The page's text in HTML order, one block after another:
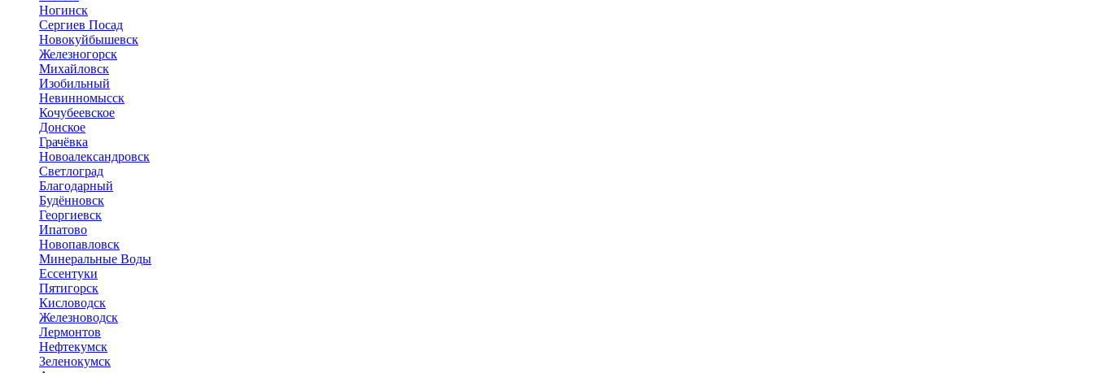
Ногинск
Сергиев Посад
Новокуйбышевск
Железногорск
Михайловск
Изобильный
Невинномысск
Кочубеевское
Донское
Грачёвка
Новоалександровск
Светлоград
Благодарный
Будённовск
Георгиевск
Ипатово
Новопавловск
Минеральные Воды
Ессентуки
Пятигорск
Кисловодск
Железноводск
Лермонтов
Нефтекумск
Зеленокумск